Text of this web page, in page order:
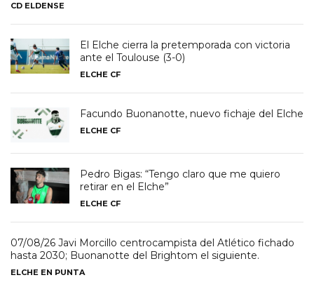
CD ELDENSE
El Elche cierra la pretemporada con victoria
ante el Toulouse (3-0)
ELCHE CF
Facundo Buonanotte, nuevo fichaje del Elche
ELCHE CF
Pedro Bigas: “Tengo claro que me quiero
retirar en el Elche”
ELCHE CF
07/08/26 Javi Morcillo centrocampista del Atlético fichado
hasta 2030; Buonanotte del Brightom el siguiente.
ELCHE EN PUNTA